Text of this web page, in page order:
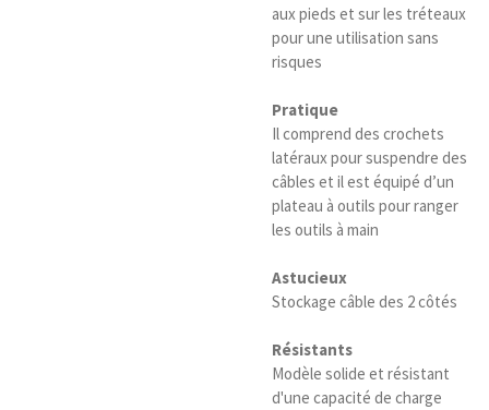
aux pieds et sur les tréteaux
pour une utilisation sans
risques
Pratique
Il comprend des crochets
latéraux pour suspendre des
câbles et il est équipé d’un
plateau à outils pour ranger
les outils à main
Astucieux
Stockage câble des 2 côtés
Résistants
Modèle solide et résistant
d'une capacité de charge